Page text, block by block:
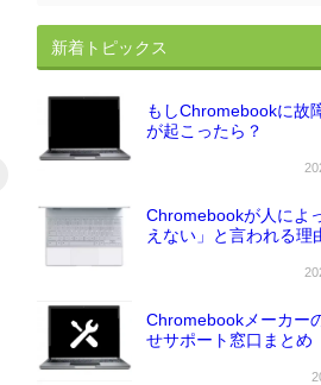
新着トピックス
もしChromebookに故
が起こったら？
Chromebookが人によ
えない」と言われる理
Chromebookメーカー
せサポート窓口まとめ